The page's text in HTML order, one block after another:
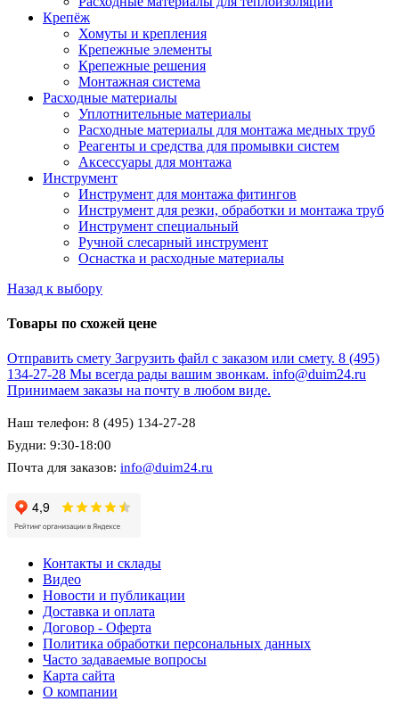
Крепёж
Хомуты и крепления
Крепежные элементы
Крепежные решения
Монтажная система
Расходные материалы
Уплотнительные материалы
Расходные материалы для монтажа медных труб
Реагенты и средства для промывки систем
Аксессуары для монтажа
Инструмент
Инструмент для монтажа фитингов
Инструмент для резки, обработки и монтажа труб
Инструмент специальный
Ручной слесарный инструмент
Оснастка и расходные материалы
Назад к выбору
Товары по схожей цене
Отправить смету Загрузить файл с заказом или смету. 8 (495)
134-27-28 Мы всегда рады вашим звонкам. info@duim24.ru
Принимаем заказы на почту в любом виде.
Наш телефон: 8 (495) 134-27-28
Будни: 9:30-18:00
Почта для заказов: info@duim24.ru
Контакты и склады
Видео
Новости и публикации
Доставка и оплата
Договор - Оферта
Политика обработки персональных данных
Часто задаваемые вопросы
Карта сайта
О компании